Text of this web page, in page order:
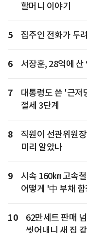
할머니 이야기
5 집주인 전화가 두
6 서장훈, 28억에
7
대통령도 쓴 '근저
절세 3단계
8
직원이 선관위원
미리 알았나
9
시속 160㎞ 고속
어떻게 '中 부채
10
62만세트 판매
씻어내니 새 집